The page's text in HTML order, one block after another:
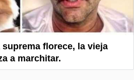
florece, la vieja
a marchitar.